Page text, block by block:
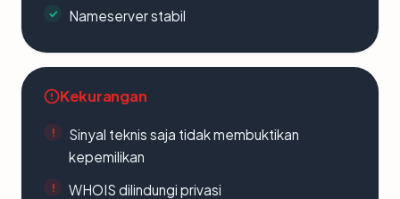
Nameserver stabil
Kekurangan
Sinyal teknis saja tidak membuktikan
kepemilikan
WHOIS dilindungi privasi